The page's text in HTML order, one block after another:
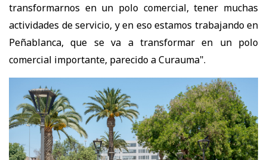
transformarnos en un polo comercial, tener muchas
actividades de servicio, y en eso estamos trabajando en
Peñablanca, que se va a transformar en un polo
comercial importante, parecido a Curauma".